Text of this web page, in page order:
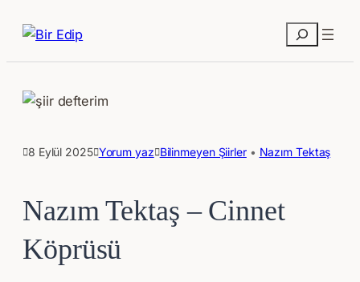
Ara
8 Eylül 2025 Yorum yaz Bilinmeyen Şiirler • Nazım Tektaş
Nazım Tektaş – Cinnet
Köprüsü